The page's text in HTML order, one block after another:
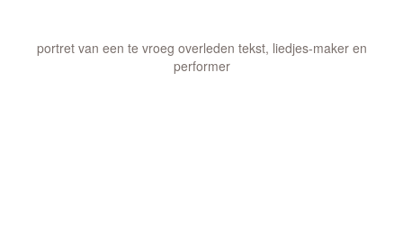
portret van een te vroeg overleden tekst, liedjes-maker en
performer